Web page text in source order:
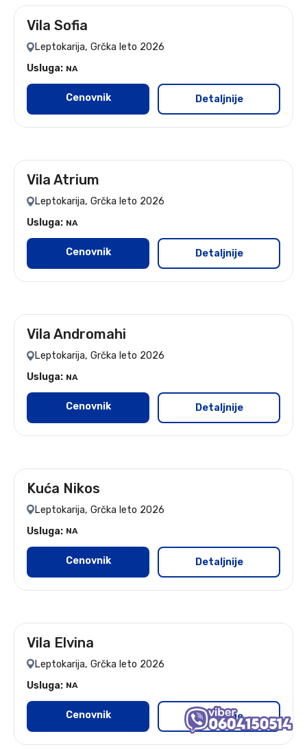
Vila Sofia
Leptokarija, Grčka leto 2026
Usluga: NA
Cenovnik Detaljnije
Vila Atrium
Leptokarija, Grčka leto 2026
Usluga: NA
Cenovnik Detaljnije
Vila Andromahi
Leptokarija, Grčka leto 2026
Usluga: NA
Cenovnik Detaljnije
Kuća Nikos
Leptokarija, Grčka leto 2026
Usluga: NA
Cenovnik Detaljnije
Vila Elvina
Leptokarija, Grčka leto 2026
Usluga: NA
Cenovnik Detaljnije